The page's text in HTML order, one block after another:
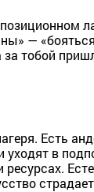
—
тобой
Есть
в